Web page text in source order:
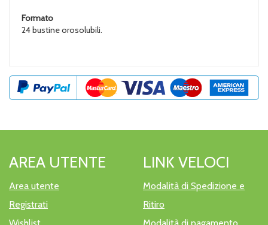
Formato
24 bustine orosolubili.
AREA UTENTE
Area utente
Registrati
LINK VELOCI
Modalità di Spedizione e
Ritiro